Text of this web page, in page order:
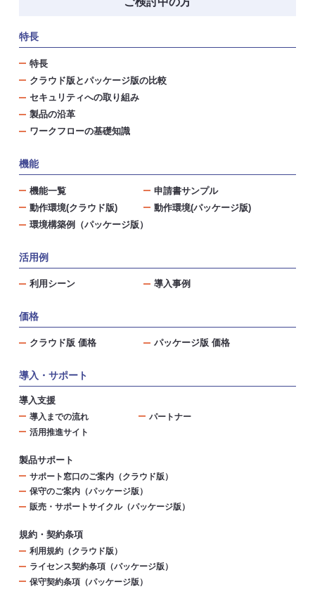
特長
特長
クラウド版とパッケージ版の比較
セキュリティへの取り組み
製品の沿革
ワークフローの基礎知識
機能
機能一覧
申請書サンプル
動作環境(クラウド版)
動作環境(パッケージ版)
環境構築例（パッケージ版）
活用例
利用シーン 導入事例
価格
クラウド版 価格 パッケージ版 価格
導入・サポート
導入支援
導入までの流れ
パートナー
活用推進サイト
製品サポート
サポート窓口のご案内（クラウド版）
保守のご案内（パッケージ版）
販売・サポートサイクル（パッケージ版）
規約・契約条項
利用規約（クラウド版）
ライセンス契約条項（パッケージ版）
保守契約条項（パッケージ版）